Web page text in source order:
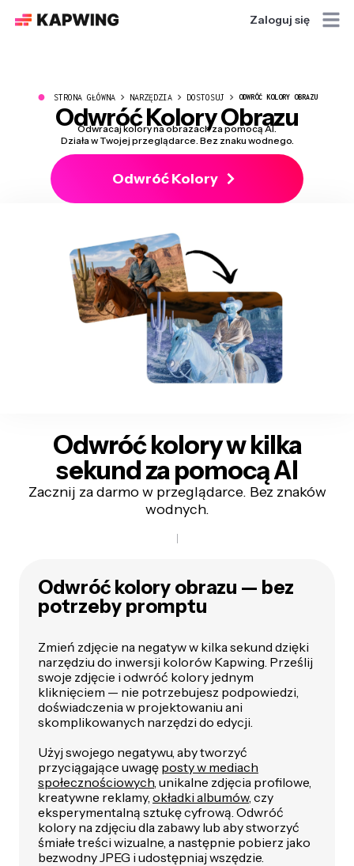
Zaloguj się
● STRONA GŁÓWNA NARZĘDZIA DOSTOSUJ ODWRÓĆ KOLORY OBRAZU
Odwróć Kolory Obrazu
Odwracaj kolory na obrazach za pomocą AI.
Działa w Twojej przeglądarce. Bez znaku wodnego.
Odwróć Kolory
Odwróć kolory w kilka
sekund za pomocą AI
Zacznij za darmo w przeglądarce. Bez znaków
wodnych.
Odwróć kolory obrazu — bez
potrzeby promptu
Zmień zdjęcie na negatyw w kilka sekund dzięki
narzędziu do inwersji kolorów Kapwing. Prześlij
swoje zdjęcie i odwróć kolory jednym
kliknięciem — nie potrzebujesz podpowiedzi,
doświadczenia w projektowaniu ani
skomplikowanych narzędzi do edycji.
Użyj swojego negatywu, aby tworzyć
przyciągające uwagę posty w mediach
społecznościowych , unikalne zdjęcia profilowe,
kreatywne reklamy, okładki albumów, czy
eksperymentalną sztukę cyfrową. Odwróć
kolory na zdjęciu dla zabawy lub aby stworzyć
śmiałe treści wizualne, a następnie pobierz jako
bezwodny JPEG i udostępniaj wszędzie.